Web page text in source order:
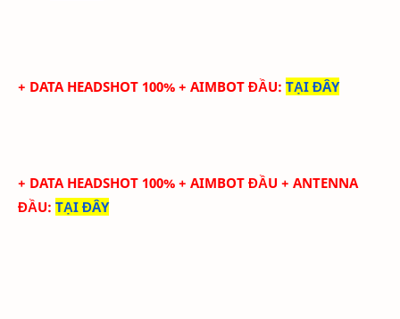
+ DATA HEADSHOT 100% + AIMBOT ĐẦU: TẠI ĐÂY
+ DATA HEADSHOT 100% + AIMBOT ĐẦU + ANTENNA
ĐẦU: TẠI ĐÂY